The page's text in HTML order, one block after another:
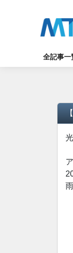
全記事一